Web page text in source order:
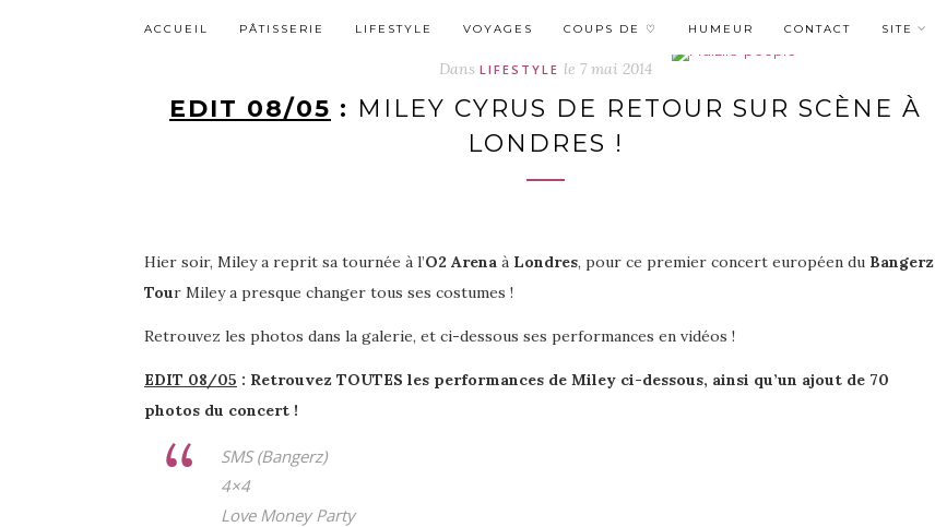
ACCUEIL PÂTISSERIE LIFESTYLE VOYAGES COUPS DE ♡ HUMEUR CONTACT SITE
Dans LIFESTYLE le 7 mai 2014
EDIT 08/05 : MILEY CYRUS DE RETOUR SUR SCÈNE À
LONDRES !
Hier soir, Miley a reprit sa tournée à l’O2 Arena à Londres, pour ce premier concert européen du Bangerz
Tour Miley a presque changer tous ses costumes !
Retrouvez les photos dans la galerie, et ci-dessous ses performances en vidéos !
EDIT 08/05 : Retrouvez TOUTES les performances de Miley ci-dessous, ainsi qu’un ajout de 70
photos du concert !
SMS (Bangerz)
4×4
Love Money Party